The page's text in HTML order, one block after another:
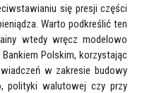
się presji części
Warto podkreślić ten
wtedy wręcz modelowo
Polskim, korzystając
w zakresie budowy
polityki walutowej czy przy